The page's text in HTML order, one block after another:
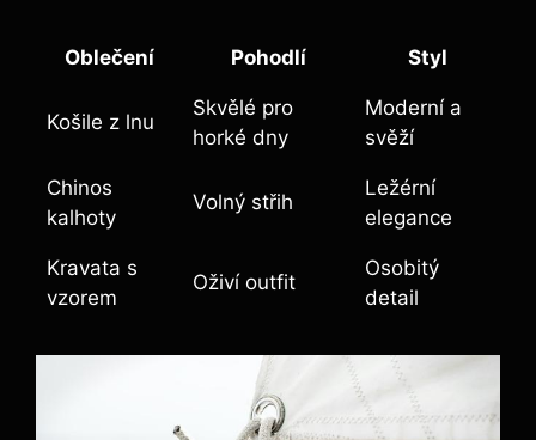
Oblečení Pohodlí Styl
Košile z lnu
Skvělé pro
horké dny
Moderní a
svěží
Chinos
kalhoty
Volný střih
Ležérní
elegance
Kravata s
vzorem
Oživí outfit
Osobitý
detail